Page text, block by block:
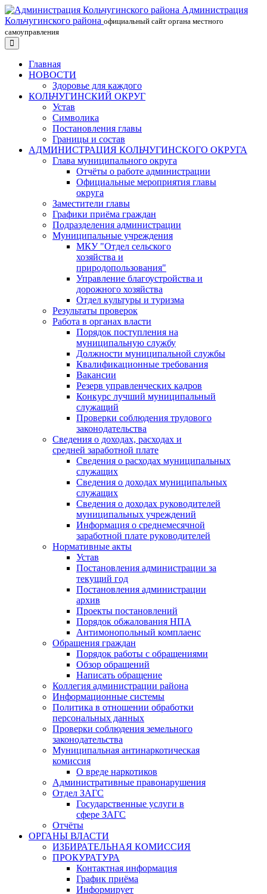
Администрация
Кольчугинского района официальный сайт органа местного
самоуправления
Главная
НОВОСТИ
Здоровье для каждого
КОЛЬЧУГИНСКИЙ ОКРУГ
Устав
Символика
Постановления главы
Границы и состав
АДМИНИСТРАЦИЯ КОЛЬЧУГИНСКОГО ОКРУГА
Глава муниципального округа
Отчёты о работе администрации
Официальные мероприятия главы
округа
Заместители главы
Графики приёма граждан
Подразделения администрации
Муниципальные учреждения
МКУ "Отдел сельского
хозяйства и
природопользования"
Управление благоустройства и
дорожного хозяйства
Отдел культуры и туризма
Результаты проверок
Работа в органах власти
Порядок поступления на
муниципальную службу
Должности муниципальной службы
Квалификационные требования
Вакансии
Резерв управленческих кадров
Конкурс лучший муниципальный
служащий
Проверки соблюдения трудового
законодательства
Сведения о доходах, расходах и
средней заработной плате
Сведения о расходах муниципальных
служащих
Сведения о доходах муниципальных
служащих
Сведения о доходах руководителей
муниципальных учреждений
Информация о среднемесячной
заработной плате руководителей
Нормативные акты
Устав
Постановления администрации за
текущий год
Постановления администрации
архив
Проекты постановлений
Порядок обжалования НПА
Антимонопольный комплаенс
Обращения граждан
Порядок работы с обращениями
Обзор обращений
Написать обращение
Коллегия администрации района
Информационные системы
Политика в отношении обработки
персональных данных
Проверки соблюдения земельного
законодательства
Муниципальная антинаркотическая
комиссия
О вреде наркотиков
Административные правонарушения
Отдел ЗАГС
Государственные услуги в
сфере ЗАГС
Отчёты
ОРГАНЫ ВЛАСТИ
ИЗБИРАТЕЛЬНАЯ КОМИССИЯ
ПРОКУРАТУРА
Контактная информация
График приёма
Информирует